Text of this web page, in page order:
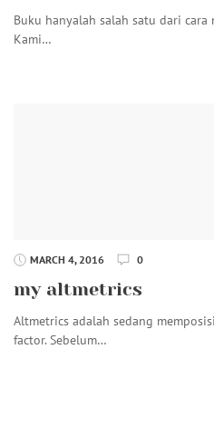
Buku hanyalah salah satu dari
Kami…
MARCH 4, 2016 0
my altmetrics
Altmetrics adalah sedang
factor. Sebelum…